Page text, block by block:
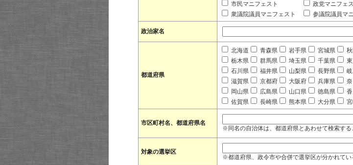
市民マニフェスト
政党マニフェ
衆議院議員マニフェスト
参議院議員マ
政治家名
都道府県
北海道 青森県 岩手県 宮城県
栃木県
群馬県 埼玉県 千葉県
石川県
福井県 山梨県 長野県
滋賀県
京都府 大阪府 兵庫県
岡山県
広島県 山口県 徳島県
佐賀県
長崎県 熊本県 大分県
市区町村名、都道府県名
※同名の自治体は、都道府県とあわせて検索する
対象の選挙区
※都道府県、政令市や合併で選挙区が分かれてい